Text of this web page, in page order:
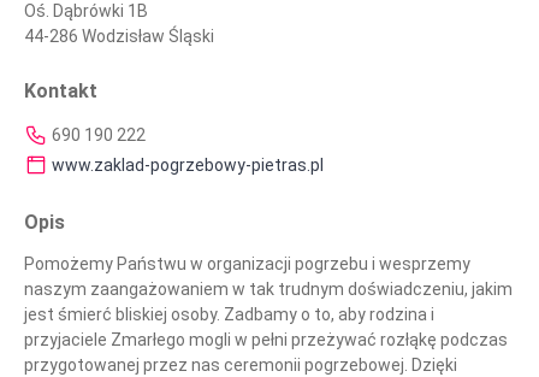
Oś. Dąbrówki 1B
44-286 Wodzisław Śląski
Kontakt
690 190 222
www.zaklad-pogrzebowy-pietras.pl
Opis
Pomożemy Państwu w organizacji pogrzebu i wesprzemy
naszym zaangażowaniem w tak trudnym doświadczeniu, jakim
jest śmierć bliskiej osoby. Zadbamy o to, aby rodzina i
przyjaciele Zmarłego mogli w pełni przeżywać rozłąkę podczas
przygotowanej przez nas ceremonii pogrzebowej. Dzięki